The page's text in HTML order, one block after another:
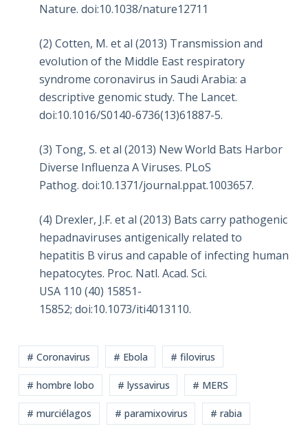
Nature. doi:10.1038/nature12711
(2) Cotten, M. et al (2013) Transmission and
evolution of the Middle East respiratory
syndrome coronavirus in Saudi Arabia: a
descriptive genomic study. The Lancet.
doi:10.1016/S0140-6736(13)61887-5.
(3) Tong, S. et al (2013) New World Bats Harbor
Diverse Influenza A Viruses. PLoS
Pathog. doi:10.1371/journal.ppat.1003657.
(4) Drexler, J.F. et al (2013) Bats carry pathogenic
hepadnaviruses antigenically related to
hepatitis B virus and capable of infecting human
hepatocytes. Proc. Natl. Acad. Sci.
USA 110 (40) 15851-
15852; doi:10.1073/iti4013110.
# Coronavirus # Ebola # filovirus
# hombre lobo # lyssavirus # MERS
# murciélagos # paramixovirus # rabia